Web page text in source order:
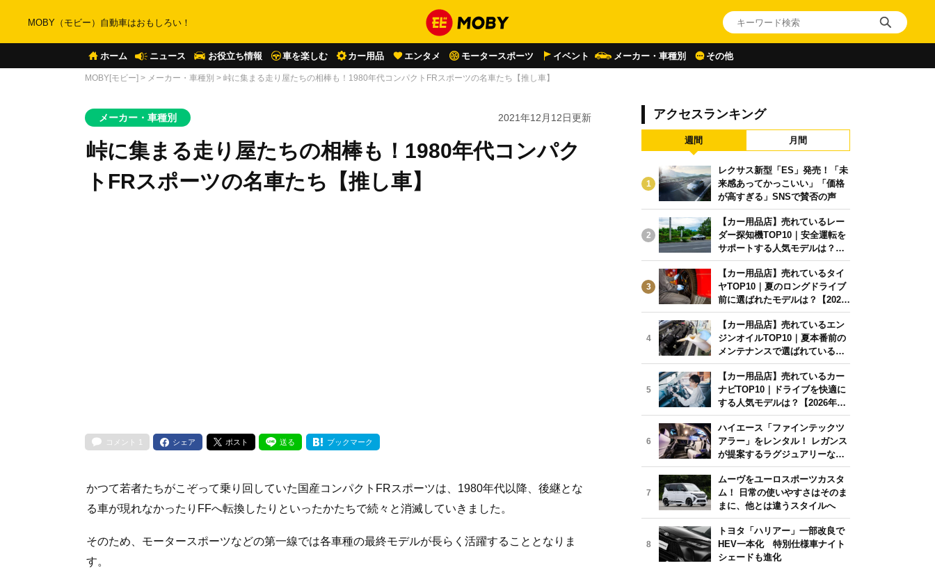
MOBY（モビー）自動車はおもしろい！
ホーム ニュース お役立ち情報 車を楽しむ カー用品 エンタメ モータースポーツ イベント メーカー・車種別 その他
MOBY[モビー] > メーカー・車種別 > 峠に集まる走り屋たちの相棒も！1980年代コンパクトFRスポーツの名車たち【推し車】
メーカー・車種別 2021年12月12日更新
峠に集まる走り屋たちの相棒も！1980年代コンパク
トFRスポーツの名車たち【推し車】
コメント 1 シェア ポスト 送る ブックマーク
かつて若者たちがこぞって乗り回していた国産コンパクトFRスポーツは、1980年代以降、後継とな
る車が現れなかったりFFへ転換したりといったかたちで続々と消滅していきました。
そのため、モータースポーツなどの第一線では各車種の最終モデルが長らく活躍することとなりま
す。
アクセスランキング
週間 月間
1
レクサス新型「ES」発売！「未
来感あってかっこいい」「価格
が高すぎる」SNSで賛否の声
2
【カー用品店】売れているレー
ダー探知機TOP10｜安全運転を
サポートする人気モデルは？【2
026年6月版】
3
【カー用品店】売れているタイ
ヤTOP10｜夏のロングドライブ
前に選ばれたモデルは？【2026
年6月版】
4
【カー用品店】売れているエン
ジンオイルTOP10｜夏本番前の
メンテナンスで選ばれている人
気モデルは？【2026年6月版】
5
【カー用品店】売れているカー
ナビTOP10｜ドライブを快適に
する人気モデルは？【2026年6
月版】
6
ハイエース「ファインテックツ
アラー」をレンタル！ レガンス
が提案するラグジュアリーな移
動体験
7
ムーヴをユーロスポーツカスタ
ム！ 日常の使いやすさはそのま
まに、他とは違うスタイルへ
8
トヨタ「ハリアー」一部改良で
HEV一本化 特別仕様車ナイト
シェードも進化